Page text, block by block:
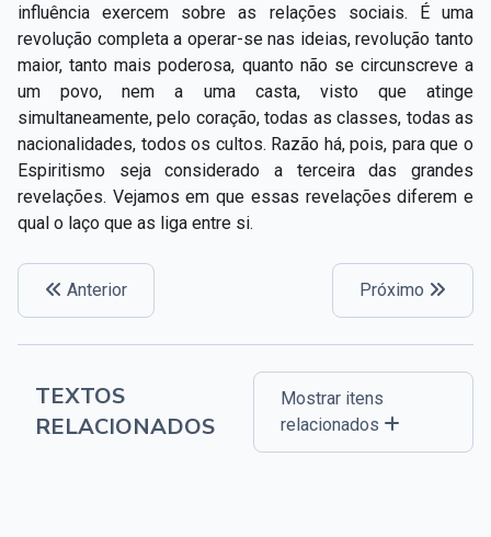
influência exercem sobre as relações sociais. É uma
revolução completa a operar-se nas ideias, revolução tanto
maior, tanto mais poderosa, quanto não se circunscreve a
um povo, nem a uma casta, visto que atinge
simultaneamente, pelo coração, todas as classes, todas as
nacionalidades, todos os cultos. Razão há, pois, para que o
Espiritismo seja considerado a terceira das grandes
revelações. Vejamos em que essas revelações diferem e
qual o laço que as liga entre si.
Anterior Próximo
TEXTOS
RELACIONADOS
Mostrar itens
relacionados